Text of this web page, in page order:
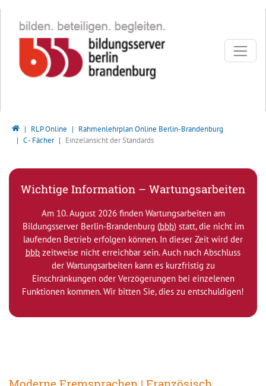
Bildungsserver Berlin - Brandenburg
RLP Online
Rahmenlehrplan Online Berlin-Brandenburg
C - Fächer
Einzelansicht der Standards
Wichtige Information – Wartungsarbeiten
Am 10. August 2026 finden Wartungsarbeiten am
Bildungsserver Berlin-Brandenburg (bbb) statt, die nicht im
laufenden Betrieb erfolgen können. In dieser Zeit wird der
bbb zeitweise nicht erreichbar sein. Auch nach Abschluss
der Wartungsarbeiten kann es kurzfristig zu
Einschränkungen oder Verzögerungen bei einzelenen
Funktionen kommen. Wir bitten Sie, dies zu entschuldigen!